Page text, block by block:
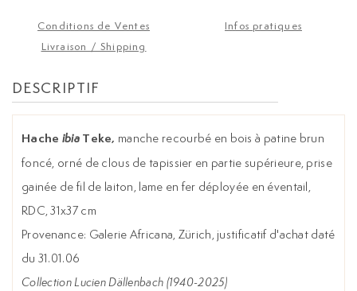
Conditions de Ventes
Infos pratiques
Livraison / Shipping
DESCRIPTIF
Hache ibiaTeke, manche recourbé en bois à patine brun
foncé, orné de clous de tapissier en partie supérieure, prise
gainée de fil de laiton, lame en fer déployée en éventail,
RDC, 31x37 cm
Provenance: Galerie Africana, Zürich, justificatif d'achat daté
du 31.01.06
Collection Lucien Dällenbach (1940-2025)